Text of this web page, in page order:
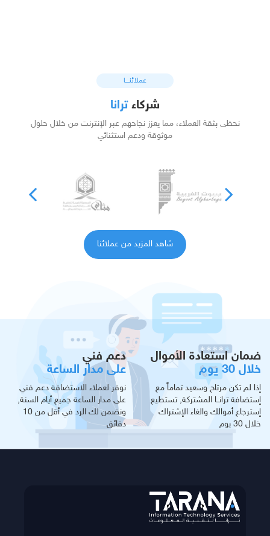
عملائنـــا
شركاء ترانا
نحظى بثقة العملاء، مما يعزز نجاحهم عبر الإنترنت من خلال حلول
موثوقة ودعم استثنائي
شاهد المزيد من عملائنا
دعم فني
على مدار الساعة
نوفر لعملاء الاستضافة دعم فني
على مدار الساعة جميع أيام السنة,
ونضمن لك الرد في أقل من 10
دقائق
ضمان استعادة الأموال
خلال 30 يوم
إذا لم تكن مرتاح وسعيد تماماً مع
إستضافة ترانــا المشتركة, تستطيع
إسترجاع أموالك والغاء الإشتراك
خلال 30 يوم